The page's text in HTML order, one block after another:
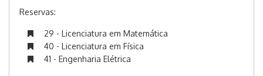
Reservas:
29 - Licenciatura em Matemática
40 - Licenciatura em Física
41 - Engenharia Elétrica